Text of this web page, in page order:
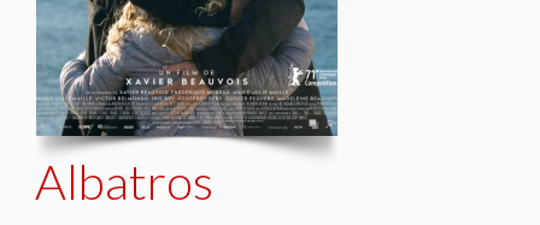
Albatros